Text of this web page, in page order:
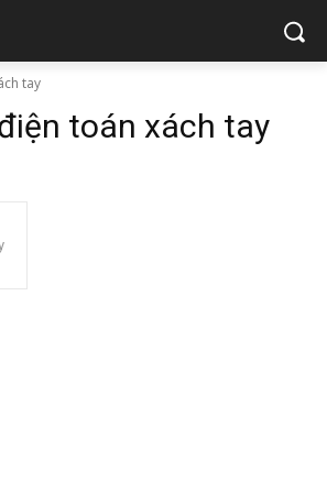
tay
toán xách tay